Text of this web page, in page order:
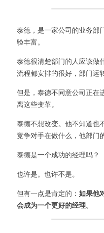
泰德，是一家公司的业务部
验丰富。
泰德很清楚部门的人应该做
流程都安排的很好，部门运
但是，泰德不同意公司正在
离这些变革。
泰德不想改变。他不知道也
竞争对手在做什么，他部门
泰德是一个成功的经理吗？
也许是。也许不是。
但有一点是肯定的： 如果他
会成为一个更好的经理。